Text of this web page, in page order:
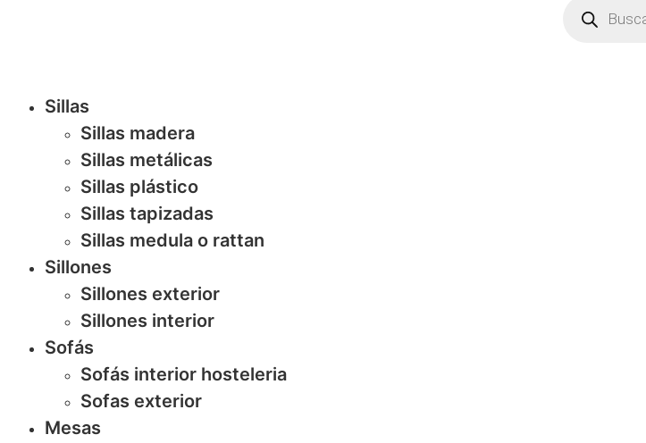
Sillas
Sillas madera
Sillas metálicas
Sillas plástico
Sillas tapizadas
Sillas medula o rattan
Sillones
Sillones exterior
Sillones interior
Sofás
Sofás interior hosteleria
Sofas exterior
Mesas